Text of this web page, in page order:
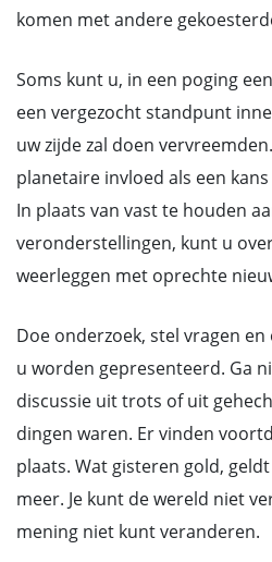
komen met andere
Soms kunt u, in een poging
een vergezocht standpunt
uw zijde zal doen
planetaire invloed als een
In plaats van vast te houden
veronderstellingen, kunt u
weerleggen met oprechte
Doe onderzoek, stel vragen
u worden gepresenteerd. Ga
discussie uit trots of uit
dingen waren. Er vinden
plaats. Wat gisteren gold,
meer. Je kunt de wereld niet
mening niet kunt veranderen.